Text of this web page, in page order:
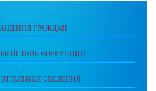
ГРАЖДАН
КОРРУПЦИИ
СВЕДЕНИЯ